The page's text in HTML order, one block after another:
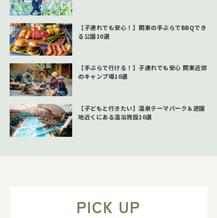
【子連れでも安心！】関東の手ぶらでBBQでき
る公園10選
【手ぶらで行ける！】子連れでも安心 関東近郊
のキャンプ場10選
【子どもと行きたい】温泉テーマパーク＆遊園
地近くにある温浴施設10選
PICK UP